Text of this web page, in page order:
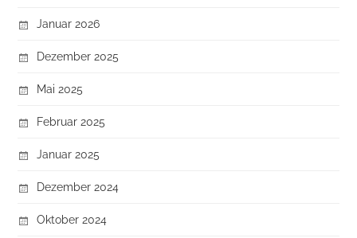
Januar 2026
Dezember 2025
Mai 2025
Februar 2025
Januar 2025
Dezember 2024
Oktober 2024